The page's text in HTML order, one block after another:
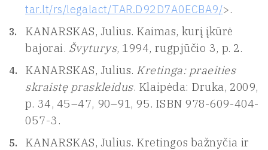
tar.lt/rs/legalact/TAR.D92D7A0ECBA9/>.
KANARSKAS, Julius. Kaimas, kurį įkūrė
bajorai. Švyturys, 1994, rugpjūčio 3, p. 2.
KANARSKAS, Julius. Kretinga: praeities
skraistę praskleidus. Klaipėda: Druka, 2009,
p. 34, 45–47, 90–91, 95. ISBN 978-609-404-
057-3.
KANARSKAS, Julius. Kretingos bažnyčia ir